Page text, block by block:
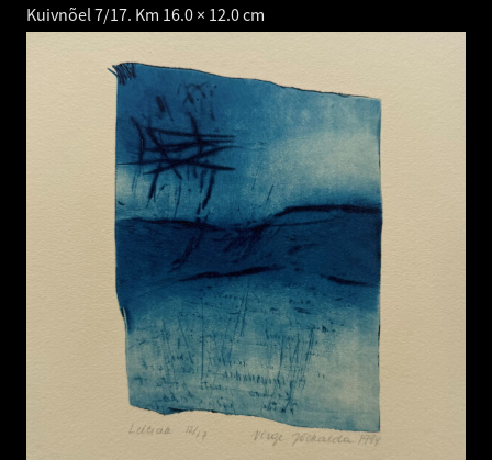
Kuivnõel 7/17. Km 16.0 × 12.0 cm